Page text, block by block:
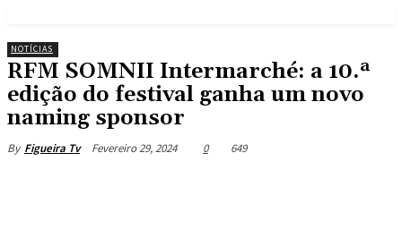
NOTÍCIAS
RFM SOMNII Intermarché: a 10.ª
edição do festival ganha um novo
naming sponsor
By Figueira Tv Fevereiro 29, 2024 0 649